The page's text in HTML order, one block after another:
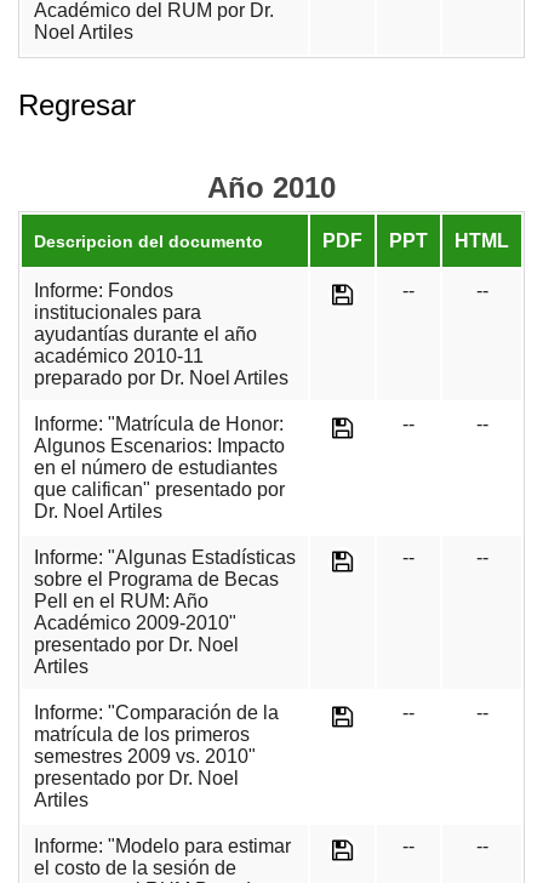
Académico del RUM por Dr.
Noel Artiles
Regresar
Año 2010
Descripcion del documento PDF PPT HTML
Informe: Fondos
institucionales para
ayudantías durante el año
académico 2010-11
preparado por Dr. Noel Artiles
-- --
Informe: "Matrícula de Honor:
Algunos Escenarios: Impacto
en el número de estudiantes
que califican" presentado por
Dr. Noel Artiles
-- --
Informe: "Algunas Estadísticas
sobre el Programa de Becas
Pell en el RUM: Año
Académico 2009-2010"
presentado por Dr. Noel
Artiles
-- --
Informe: "Comparación de la
matrícula de los primeros
semestres 2009 vs. 2010"
presentado por Dr. Noel
Artiles
-- --
Informe: "Modelo para estimar
el costo de la sesión de
-- --